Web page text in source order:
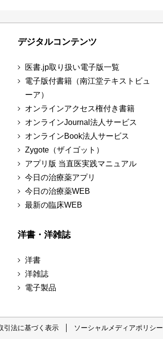
デジタルコンテンツ
医書.jp取り扱い電子版一覧
電子版付書籍（南江堂テキストビュ
ーア）
オンラインアクセス権付き書籍
オンラインJournal法人サービス
オンラインBook法人サービス
Zygote（ザイゴット）
アプリ版 当直医実践マニュアル
今日の治療薬アプリ
今日の治療薬WEB
最新の臨床WEB
洋書・洋雑誌
洋書
洋雑誌
電子製品
引法に基づく表示 ソーシャルメディアポリシー